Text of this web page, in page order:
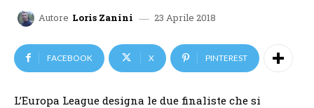
Autore Loris Zanini 23 Aprile 2018
FACEBOOK X PINTEREST
L’Europa League designa le due finaliste che si